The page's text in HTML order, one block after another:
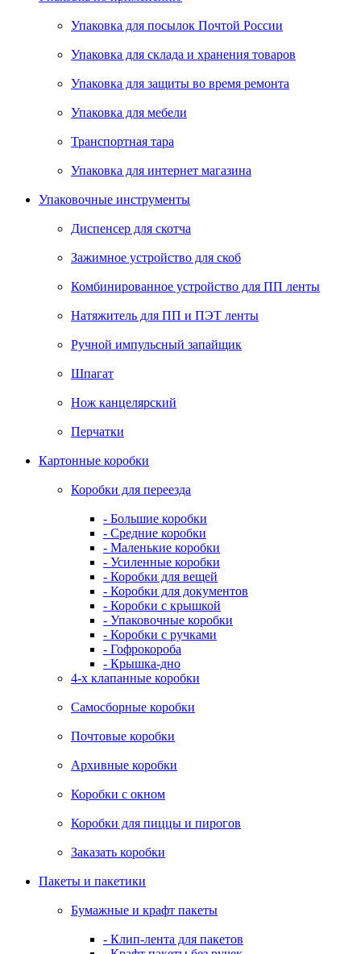
Упаковка для посылок Почтой России
Упаковка для склада и хранения товаров
Упаковка для защиты во время ремонта
Упаковка для мебели
Транспортная тара
Упаковка для интернет магазина
Упаковочные инструменты
Диспенсер для скотча
Зажимное устройство для скоб
Комбинированное устройство для ПП ленты
Натяжитель для ПП и ПЭТ ленты
Ручной импульсный запайщик
Шпагат
Нож канцелярский
Перчатки
Картонные коробки
Коробки для переезда
- Большие коробки
- Средние коробки
- Маленькие коробки
- Усиленные коробки
- Коробки для вещей
- Коробки для документов
- Коробки с крышкой
- Упаковочные коробки
- Коробки с ручками
- Гофрокороба
- Крышка-дно
4-х клапанные коробки
Самосборные коробки
Почтовые коробки
Архивные коробки
Коробки с окном
Коробки для пиццы и пирогов
Заказать коробки
Пакеты и пакетики
Бумажные и крафт пакеты
- Клип-лента для пакетов